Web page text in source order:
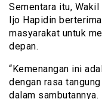
Sementara itu,
Ijo Hapidin
masyarakat untuk
depan.
“Kemenangan ini
dengan rasa
dalam sambutannya.